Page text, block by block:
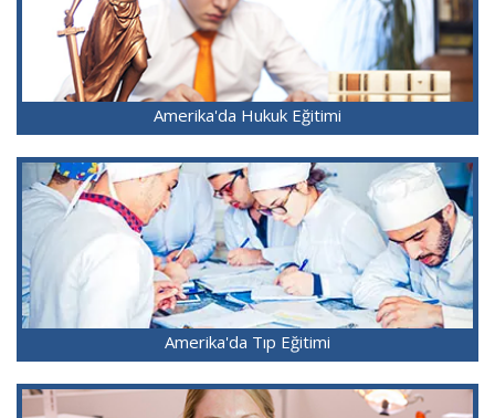
Amerika'da Hukuk Eğitimi
Amerika'da Tıp Eğitimi